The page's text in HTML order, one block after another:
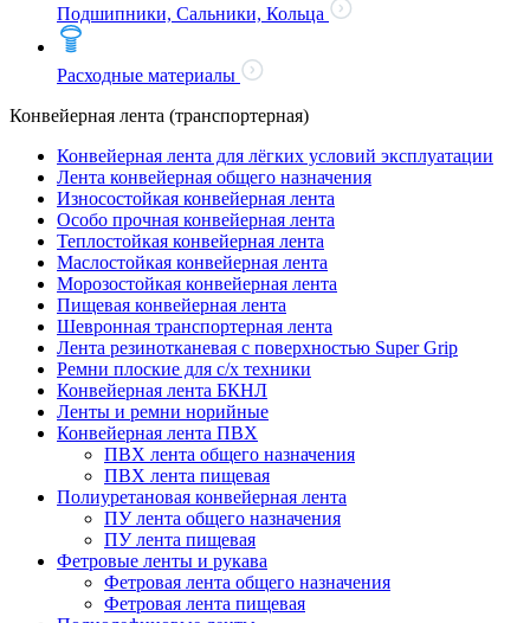
Подшипники, Сальники, Кольца
Расходные материалы
Конвейерная лента (транспортерная)
Конвейерная лента для лёгких условий эксплуатации
Лента конвейерная общего назначения
Износостойкая конвейерная лента
Особо прочная конвейерная лента
Теплостойкая конвейерная лента
Маслостойкая конвейерная лента
Морозостойкая конвейерная лента
Пищевая конвейерная лента
Шевронная транспортерная лента
Лента резинотканевая с поверхностью Super Grip
Ремни плоские для с/х техники
Конвейерная лента БКНЛ
Ленты и ремни норийные
Конвейерная лента ПВХ
ПВХ лента общего назначения
ПВХ лента пищевая
Полиуретановая конвейерная лента
ПУ лента общего назначения
ПУ лента пищевая
Фетровые ленты и рукава
Фетровая лента общего назначения
Фетровая лента пищевая